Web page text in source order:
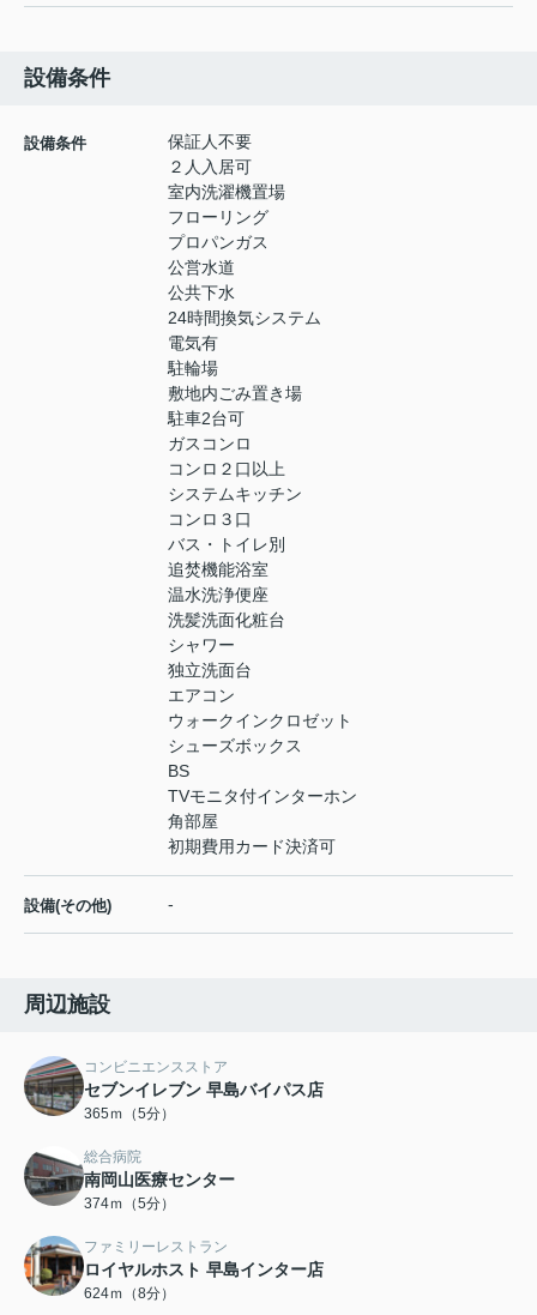
設備条件
設備条件
保証人不要
２人入居可
室内洗濯機置場
フローリング
プロパンガス
公営水道
公共下水
24時間換気システム
電気有
駐輪場
敷地内ごみ置き場
駐車2台可
ガスコンロ
コンロ２口以上
システムキッチン
コンロ３口
バス・トイレ別
追焚機能浴室
温水洗浄便座
洗髪洗面化粧台
シャワー
独立洗面台
エアコン
ウォークインクロゼット
シューズボックス
BS
TVモニタ付インターホン
角部屋
初期費用カード決済可
設備(その他) -
周辺施設
コンビニエンスストア
セブンイレブン 早島バイパス店
365ｍ（5分）
総合病院
南岡山医療センター
374ｍ（5分）
ファミリーレストラン
ロイヤルホスト 早島インター店
624ｍ（8分）